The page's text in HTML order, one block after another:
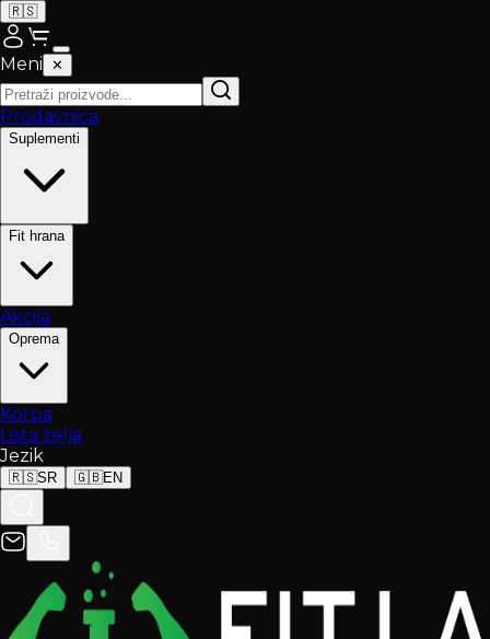
🇷🇸
Meni ✕
Prodavnica
Suplementi
Fit hrana
Akcija
Oprema
Korpa
Lista želja
Jezik
🇷🇸SR 🇬🇧EN